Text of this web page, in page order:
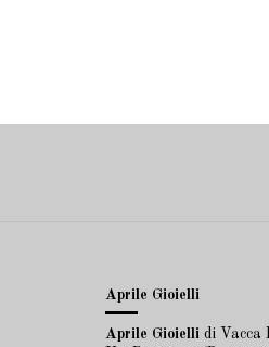
Aprile Gioielli
Aprile Gioielli di Vacca